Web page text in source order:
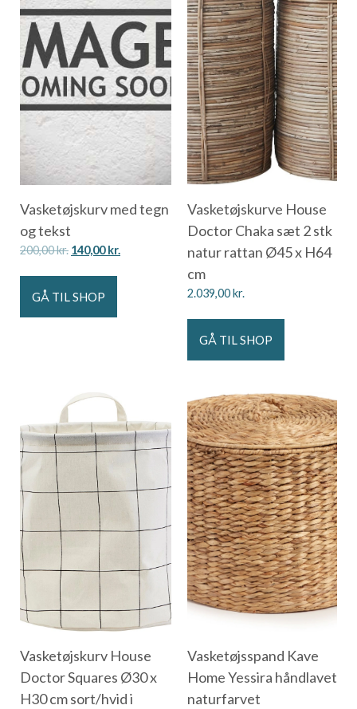
Vasketøjskurv med tegn
og tekst
200,00kr. 140,00kr.
GÅ TIL SHOP
Vasketøjskurve House
Doctor Chaka sæt 2 stk
natur rattan Ø45 x H64
cm
2.039,00kr.
GÅ TIL SHOP
Vasketøjskurv House
Doctor Squares Ø30 x
H30 cm sort/hvid i
Vasketøjsspand Kave
Home Yessira håndlavet
naturfarvet